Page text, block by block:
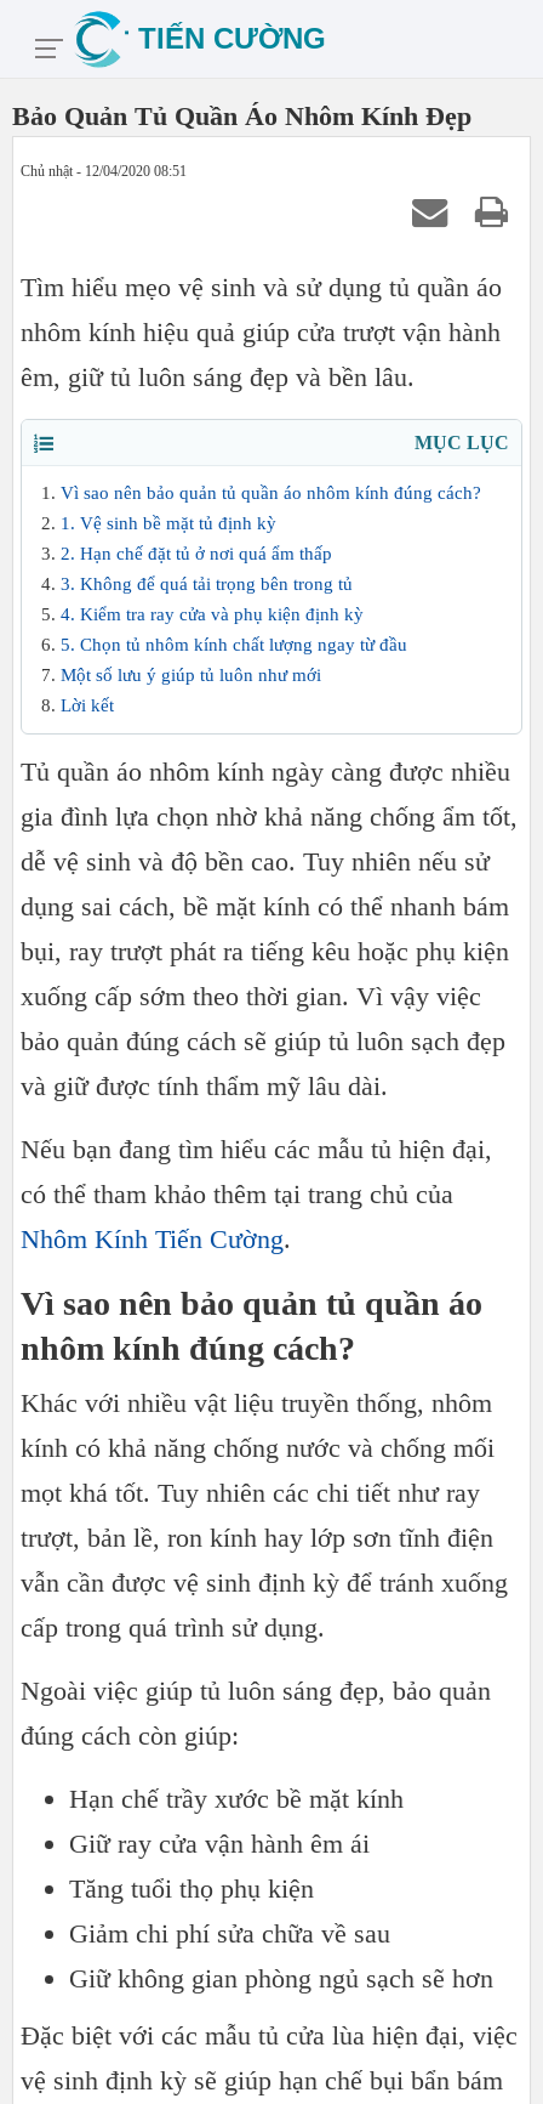
Bảo Quản Tủ Quần Áo Nhôm Kính Đẹp
Chủ nhật - 12/04/2020 08:51
Tìm hiểu mẹo vệ sinh và sử dụng tủ quần áo
nhôm kính hiệu quả giúp cửa trượt vận hành
êm, giữ tủ luôn sáng đẹp và bền lâu.
MỤC LỤC
Vì sao nên bảo quản tủ quần áo nhôm kính đúng cách?
1. Vệ sinh bề mặt tủ định kỳ
2. Hạn chế đặt tủ ở nơi quá ẩm thấp
3. Không để quá tải trọng bên trong tủ
4. Kiểm tra ray cửa và phụ kiện định kỳ
5. Chọn tủ nhôm kính chất lượng ngay từ đầu
Một số lưu ý giúp tủ luôn như mới
Lời kết
Tủ quần áo nhôm kính ngày càng được nhiều
gia đình lựa chọn nhờ khả năng chống ẩm tốt,
dễ vệ sinh và độ bền cao. Tuy nhiên nếu sử
dụng sai cách, bề mặt kính có thể nhanh bám
bụi, ray trượt phát ra tiếng kêu hoặc phụ kiện
xuống cấp sớm theo thời gian. Vì vậy việc
bảo quản đúng cách sẽ giúp tủ luôn sạch đẹp
và giữ được tính thẩm mỹ lâu dài.
Nếu bạn đang tìm hiểu các mẫu tủ hiện đại,
có thể tham khảo thêm tại trang chủ của
Nhôm Kính Tiến Cường.
Vì sao nên bảo quản tủ quần áo
nhôm kính đúng cách?
Khác với nhiều vật liệu truyền thống, nhôm
kính có khả năng chống nước và chống mối
mọt khá tốt. Tuy nhiên các chi tiết như ray
trượt, bản lề, ron kính hay lớp sơn tĩnh điện
vẫn cần được vệ sinh định kỳ để tránh xuống
cấp trong quá trình sử dụng.
Ngoài việc giúp tủ luôn sáng đẹp, bảo quản
đúng cách còn giúp:
Hạn chế trầy xước bề mặt kính
Giữ ray cửa vận hành êm ái
Tăng tuổi thọ phụ kiện
Giảm chi phí sửa chữa về sau
Giữ không gian phòng ngủ sạch sẽ hơn
Đặc biệt với các mẫu tủ cửa lùa hiện đại, việc
vệ sinh định kỳ sẽ giúp hạn chế bụi bẩn bám